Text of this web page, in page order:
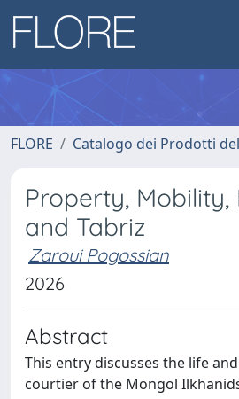
FLORE Catalogo dei Prodotti
Property, Mobility,
and Tabriz
Zaroui Pogossian
2026
Abstract
This entry discusses the life
courtier of the Mongol